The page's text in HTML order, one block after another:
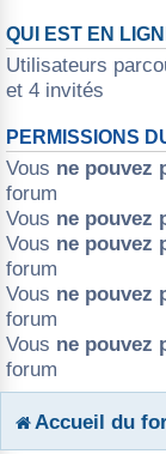
QUI EST EN
Utilisateurs
et 4 invités
PERMISSIONS
Vous ne pouvez
forum
Vous ne pouvez
Vous ne pouvez
forum
Vous ne pouvez
forum
Vous ne pouvez
forum
Accueil du